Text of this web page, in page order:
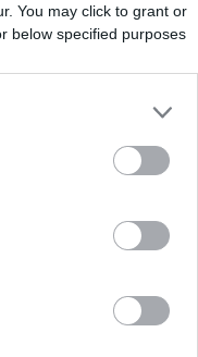
You may click to grant or
below specified purposes
NECROLOGIE